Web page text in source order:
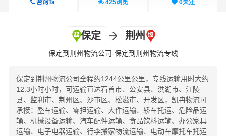
咨询Ta 425浏览 0关注
保定 荆州
保定到荆州物流公司-保定到荆州物流专线
保定到荆州物流公司全程约1244公里公里，专线运输用时大约
12.3小时小时，可运输直达石首市、公安县、洪湖市、江陵
县、监利市、荆州区、沙市区、松滋市、开发区，凯冉物流可
承接：整车运输、零担运输、大件运输、轿车托运、危险品运
输、机械设备运输、汽车配件运输、食品饮料运输、办公家具
运输、电子电器运输、行李搬家物流运输、电动车摩托车托运